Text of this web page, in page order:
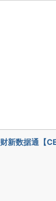
财新数据通【